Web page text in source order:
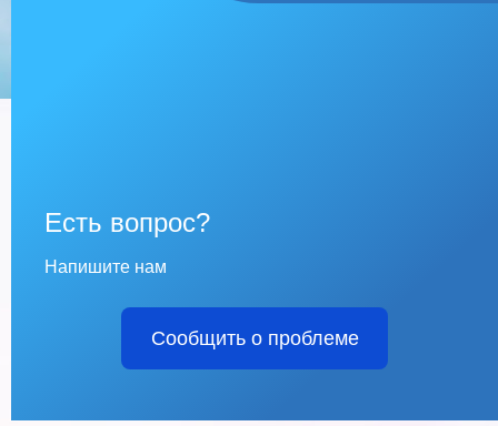
Есть вопрос?
Напишите нам
Сообщить о проблеме